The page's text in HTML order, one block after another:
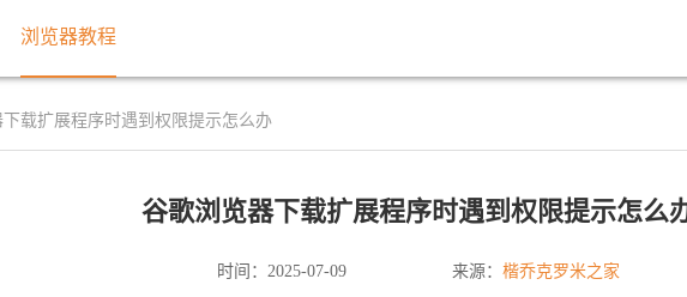
浏览器教程
下载扩展程序时遇到权限提示怎么办
谷歌浏览器下载扩展程序时遇到权限提示怎么
时间：2025-07-09 来源： 楷乔克罗米之家